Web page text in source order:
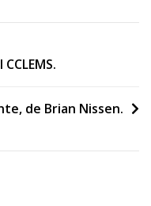
ti
de Brian Nissen.